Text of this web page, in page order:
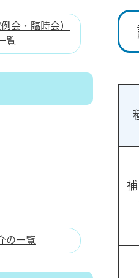
会・臨時会）
覧
の一覧